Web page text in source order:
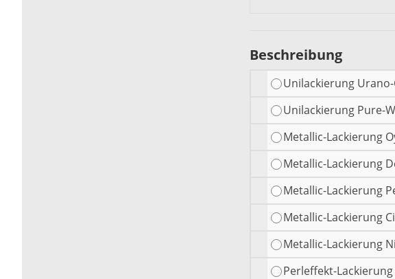
Beschreibung
Unilackierung
Unilackierung Pure-
Metallic-Lackierung
Metallic-Lackierung
Metallic-Lackierung
Metallic-Lackierung
Metallic-Lackierung
Perleffekt-